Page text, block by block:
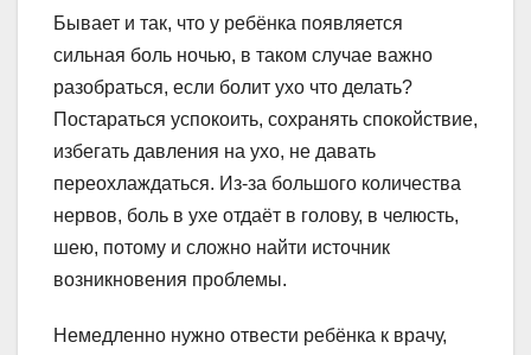
Бывает и так, что у ребёнка появляется
сильная боль ночью, в таком случае важно
разобраться, если болит ухо что делать?
Постараться успокоить, сохранять спокойствие,
избегать давления на ухо, не давать
переохлаждаться. Из-за большого количества
нервов, боль в ухе отдаёт в голову, в челюсть,
шею, потому и сложно найти источник
возникновения проблемы.
Немедленно нужно отвести ребёнка к врачу,